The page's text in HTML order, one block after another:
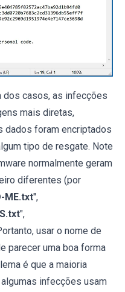
dos casos, as infecções
mais diretas,
dados foram encriptados
tipo de resgate. Note
normalmente geram
diferentes (por
ME.txt",
",
usar o nome de
parecer uma boa forma
é que a maioria
infecções usam